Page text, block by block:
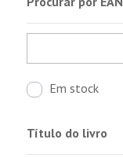
Em stock
Título do livro